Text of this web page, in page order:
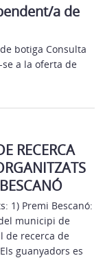
a de
botiga Consulta
a la oferta de
RECERCA
1) Premi Bescanó:
municipi de
de recerca de
guanyadors es